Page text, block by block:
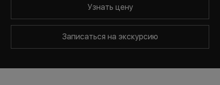
Узнать цену
Записаться на экскурсию